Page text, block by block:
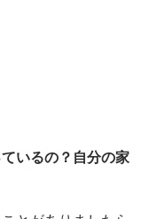
いるの？自分の家